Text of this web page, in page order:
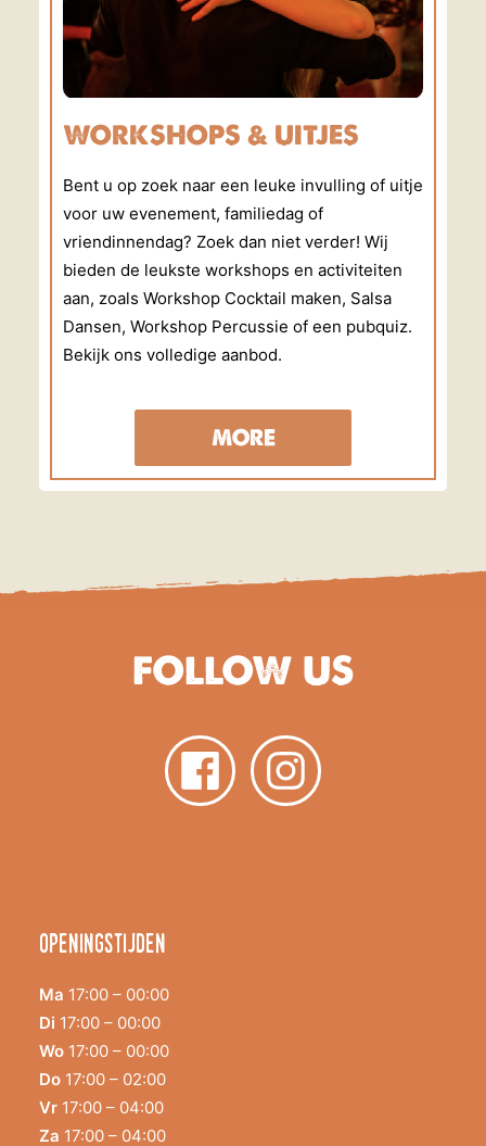
WORKSHOPS & UITJES
Bent u op zoek naar een leuke invulling of uitje
voor uw evenement, familiedag of
vriendinnendag? Zoek dan niet verder! Wij
bieden de leukste workshops en activiteiten
aan, zoals Workshop Cocktail maken, Salsa
Dansen, Workshop Percussie of een pubquiz.
Bekijk ons volledige aanbod.
MORE
FOLLOW US
Openingstijden
Ma 17:00 – 00:00
Di 17:00 – 00:00
Wo 17:00 – 00:00
Do 17:00 – 02:00
Vr 17:00 – 04:00
Za 17:00 – 04:00